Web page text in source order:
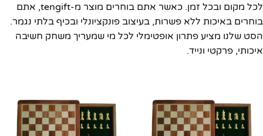
לכל מקום ובכל זמן. כאשר אתם בוחרים מוצר מ-tengift, אתם
בוחרים באיכות ללא פשרות, בעיצוב פונקציונלי ובכיף בלתי נגמר.
הסט שלנו מציע פתרון אופטימלי לכל מי שמעריך משחק חשיבה
איכותי, פרקטי ונייד.